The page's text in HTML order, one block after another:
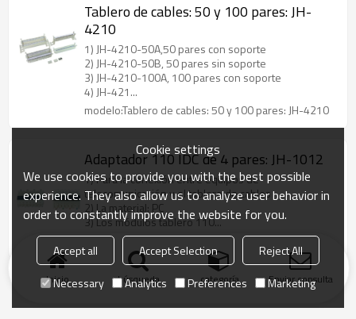
Tablero de cables: 50 y 100 pares: JH-
4210
1) JH-4210-50A,50 pares con soporte
2) JH-4210-50B, 50 pares sin soporte
3) JH-4210-100A, 100 pares con soporte
4) JH-421...
modelo:Tablero de cables: 50 y 100 pares: JH-4210
Adaptador 110 IDC de 4 pares: JH-1012
1) Para la conexión entre equipos de
telecomunicación y el tablero de cables
2) La material: PC
3) Los módulos tablero 110...
modelo:Adaptador 110 IDC de 4 pares: JH-1012
Inicio búsqueda categoría Enviar consulta
Cookie settings
We use cookies to provide you with the best possible
experience. They also allow us to analyze user behavior in
order to constantly improve the website for you.
Accept all Accept Selection
Reject All
Necessary
Analytics Preferences Marketing